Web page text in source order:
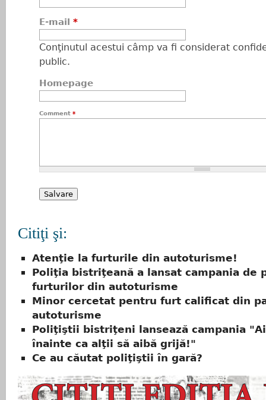
E-mail *
Conţinutul acestui câmp va fi considerat
public.
Homepage
Comment *
Citiţi şi:
Atenţie la furturile din autoturisme!
Poliţia bistriţeană a lansat campania de
furturilor din autoturisme
Minor cercetat pentru furt calificat din
autoturisme
Poliţiştii bistriţeni lansează campania
înainte ca alţii să aibă grijă!"
Ce au căutat poliţiştii în gară?